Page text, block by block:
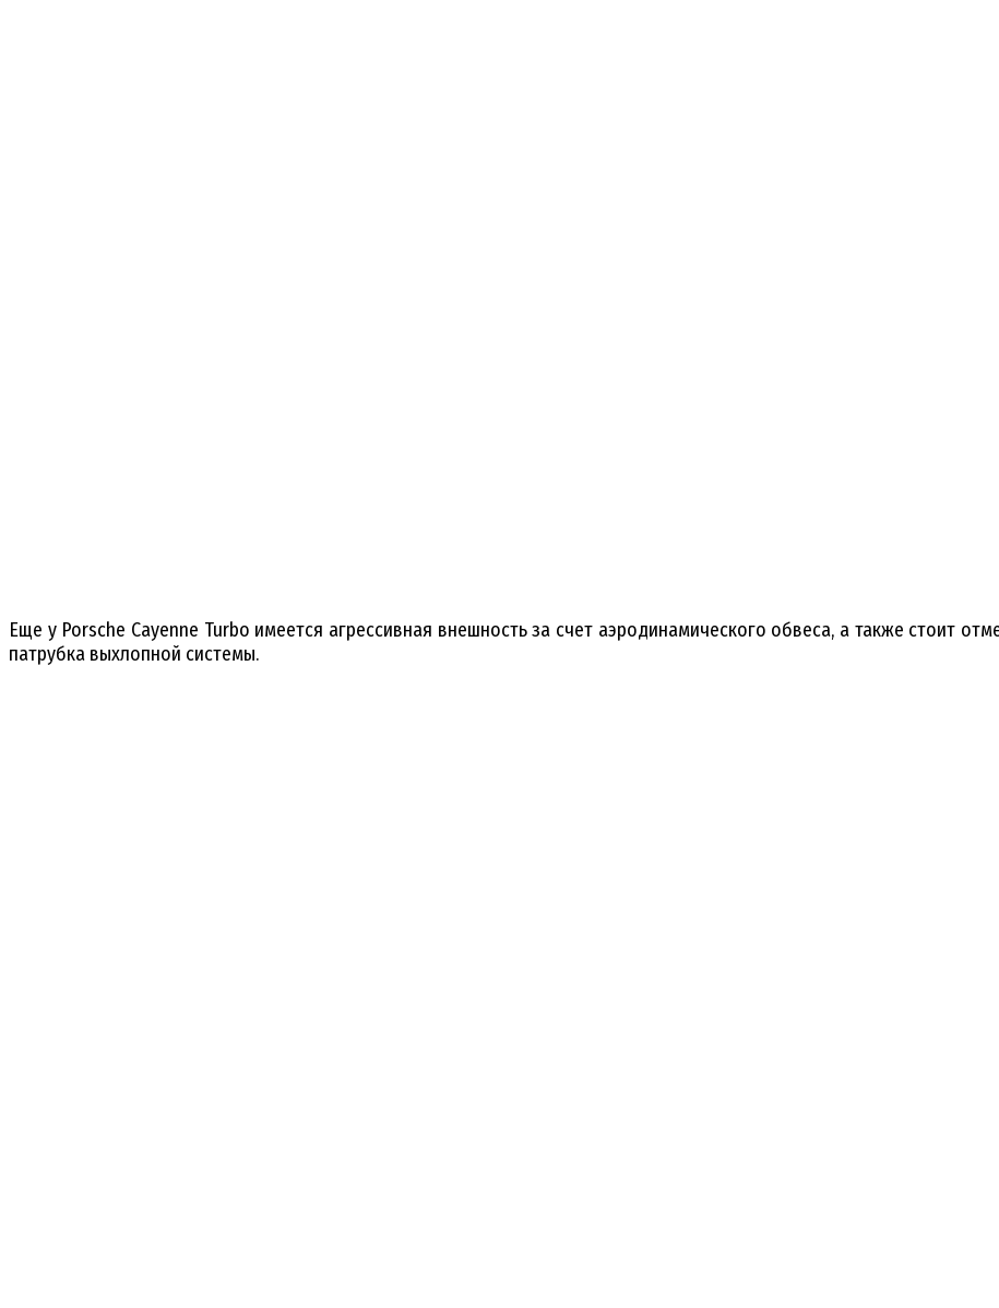
Еще у Porsche Cayenne Turbo имеется агрессивная внешность за счет аэродинамического обвеса, а также стоит
патрубка выхлопной системы.